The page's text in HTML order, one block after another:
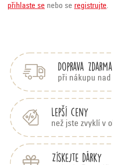
přihlaste se nebo se registrujte.
Doprava zdarma
při nákupu nad
Lepší ceny
než jste zvyklí v
Získejte dárky